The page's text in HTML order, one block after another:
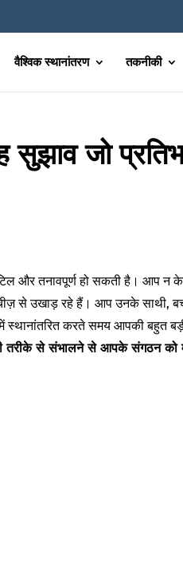
वैश्विक स्थानांतरण तकनीकी
सुझाव जो
और तनावपूर्ण हो सकती है। आप न
से उखाड़ रहे हैं। आप उनके साथी,
करते समय आपकी बहुत बड़ी
तरीके से संभालने से आपके संगठन को